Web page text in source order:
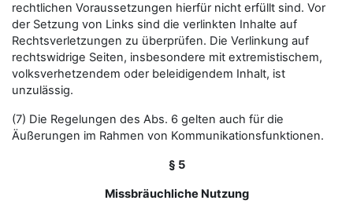
rechtlichen Voraussetzungen hierfür nicht erfüllt sind. Vor
der Setzung von Links sind die verlinkten Inhalte auf
Rechtsverletzungen zu überprüfen. Die Verlinkung auf
rechtswidrige Seiten, insbesondere mit extremistischem,
volksverhetzendem oder beleidigendem Inhalt, ist
unzulässig.
(7) Die Regelungen des Abs. 6 gelten auch für die
Äußerungen im Rahmen von Kommunikationsfunktionen.
§ 5
Missbräuchliche Nutzung